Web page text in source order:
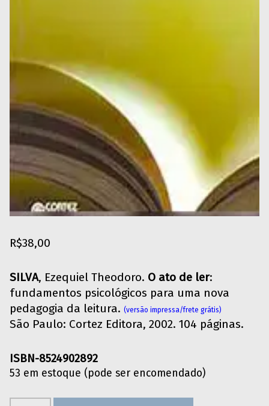
R$38,00
SILVA, Ezequiel Theodoro. O ato de ler:
fundamentos psicológicos para uma nova
pedagogia da leitura. (versão impressa/frete grátis)
São Paulo: Cortez Editora, 2002. 104 páginas.
ISBN-8524902892
53 em estoque (pode ser encomendado)